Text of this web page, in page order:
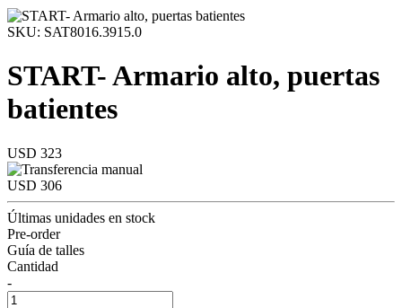
SKU: SAT8016.3915.0
START- Armario alto, puertas
batientes
USD 323
USD 306
Últimas unidades en stock
Pre-order
Guía de talles
Cantidad
-